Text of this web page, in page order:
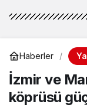
Haberler
İzmir ve
köprüsü